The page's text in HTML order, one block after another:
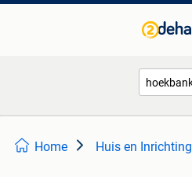
Home Huis en Inrichting